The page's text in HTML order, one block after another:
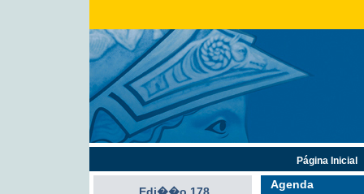
Agenda
Página Inicial